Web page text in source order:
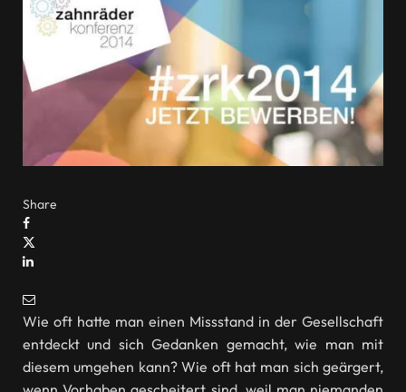
Share
Wie oft hatte man einen Missstand in der Gesellschaft
entdeckt und sich Gedanken gemacht, wie man mit
diesem umgehen kann? Wie oft hat man sich geärgert,